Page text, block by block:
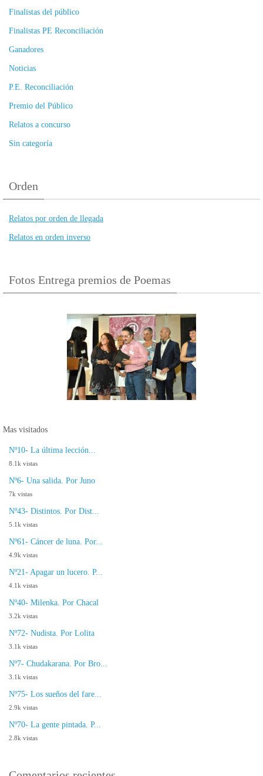
Finalistas del público
Finalistas PE Reconciliación
Ganadores
Noticias
P.E. Reconciliación
Premio del Público
Relatos a concurso
Sin categoría
Orden
Relatos por orden de llegada
Relatos en orden inverso
Fotos Entrega premios de Poemas
Mas visitados
Nº10- La última lección...
8.1k vistas
Nº6- Una salida. Por Juno
7k vistas
Nº43- Distintos. Por Dist...
5.1k vistas
Nº61- Cáncer de luna. Por...
4.9k vistas
Nº21- Apagar un lucero. P...
4.1k vistas
Nº40- Milenka. Por Chacal
3.2k vistas
Nº72- Nudista. Por Lolita
3.1k vistas
Nº7- Chudakarana. Por Bro...
3.1k vistas
Nº75- Los sueños del fare...
2.9k vistas
Nº70- La gente pintada. P...
2.8k vistas